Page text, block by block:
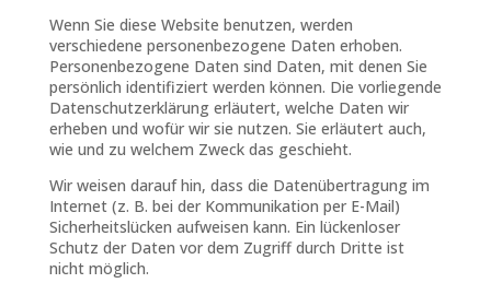
Wenn Sie diese Website benutzen, werden
verschiedene personenbezogene Daten erhoben.
Personenbezogene Daten sind Daten, mit denen Sie
persönlich identifiziert werden können. Die vorliegende
Datenschutzerklärung erläutert, welche Daten wir
erheben und wofür wir sie nutzen. Sie erläutert auch,
wie und zu welchem Zweck das geschieht.
Wir weisen darauf hin, dass die Datenübertragung im
Internet (z. B. bei der Kommunikation per E-Mail)
Sicherheitslücken aufweisen kann. Ein lückenloser
Schutz der Daten vor dem Zugriff durch Dritte ist
nicht möglich.